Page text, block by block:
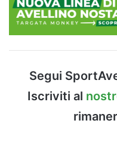
Segui
Iscriviti al